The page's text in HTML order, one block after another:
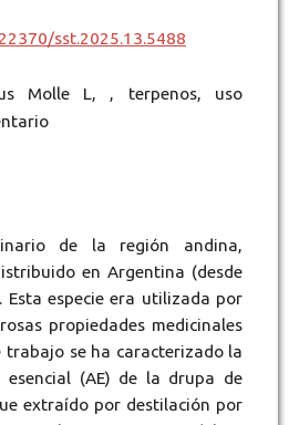
sst.2025.13.5488
Molle L, , terpenos, uso
de la región andina,
en Argentina (desde
Esta especie era utilizada por
propiedades medicinales
trabajo se ha caracterizado la
esencial (AE) de la drupa de
extraído por destilación por